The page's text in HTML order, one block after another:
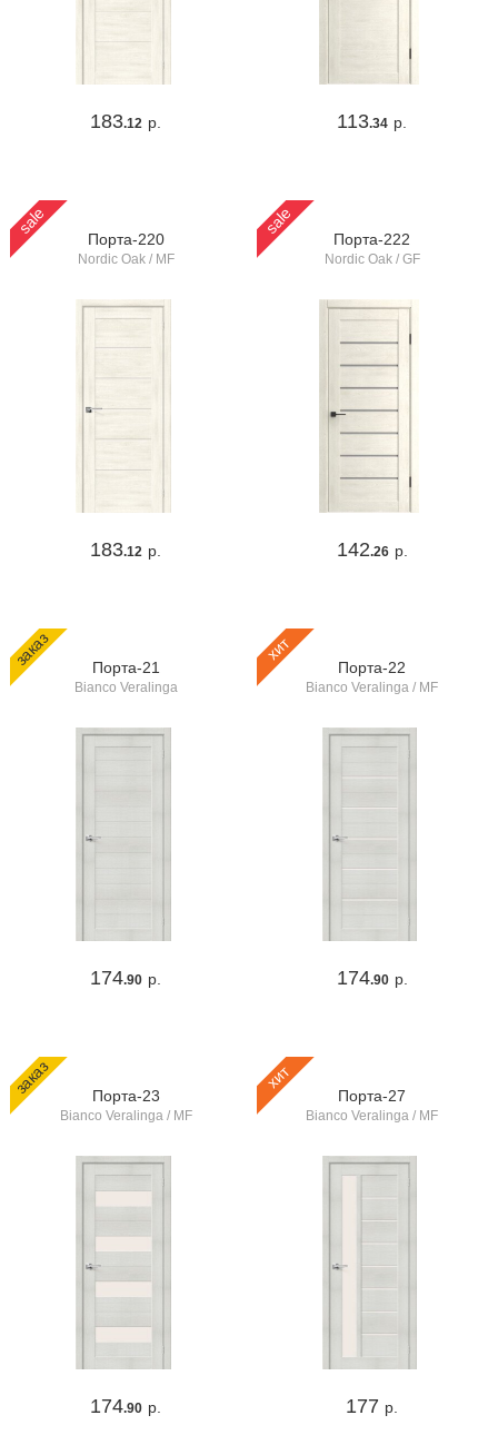
183.12 р. 113.34 р.
sale
Порта-220
Nordic Oak / MF
183.12 р.
sale
Порта-222
Nordic Oak / GF
142.26 р.
заказ Порта-21
Bianco Veralinga
174.90 р.
хит
Порта-22
Bianco Veralinga / MF
174.90 р.
заказ Порта-23
Bianco Veralinga / MF
174.90 р.
хит
Порта-27
Bianco Veralinga / MF
177 р.